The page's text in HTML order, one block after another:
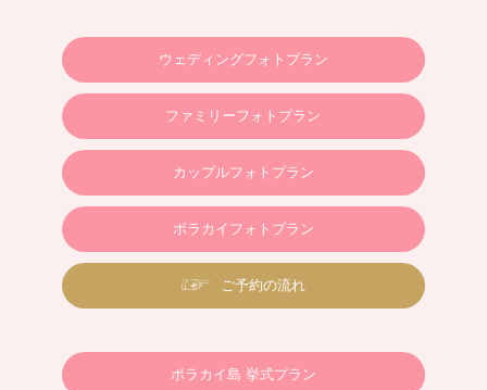
ウェディングフォトプラン
ファミリーフォトプラン
カップルフォトプラン
ボラカイフォトプラン
ご予約の流れ
ボラカイ島 挙式プラン